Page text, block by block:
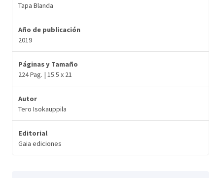
Tapa Blanda
Año de publicación
2019
Páginas y Tamaño
224 Pag. | 15.5 x 21
Autor
Tero Isokauppila
Editorial
Gaia ediciones